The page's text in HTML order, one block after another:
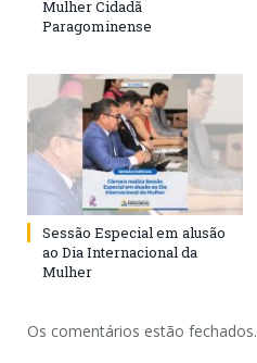
Mulher Cidadã
Paragominense
Sessão Especial em alusão
ao Dia Internacional da
Mulher
Os comentários estão fechados.